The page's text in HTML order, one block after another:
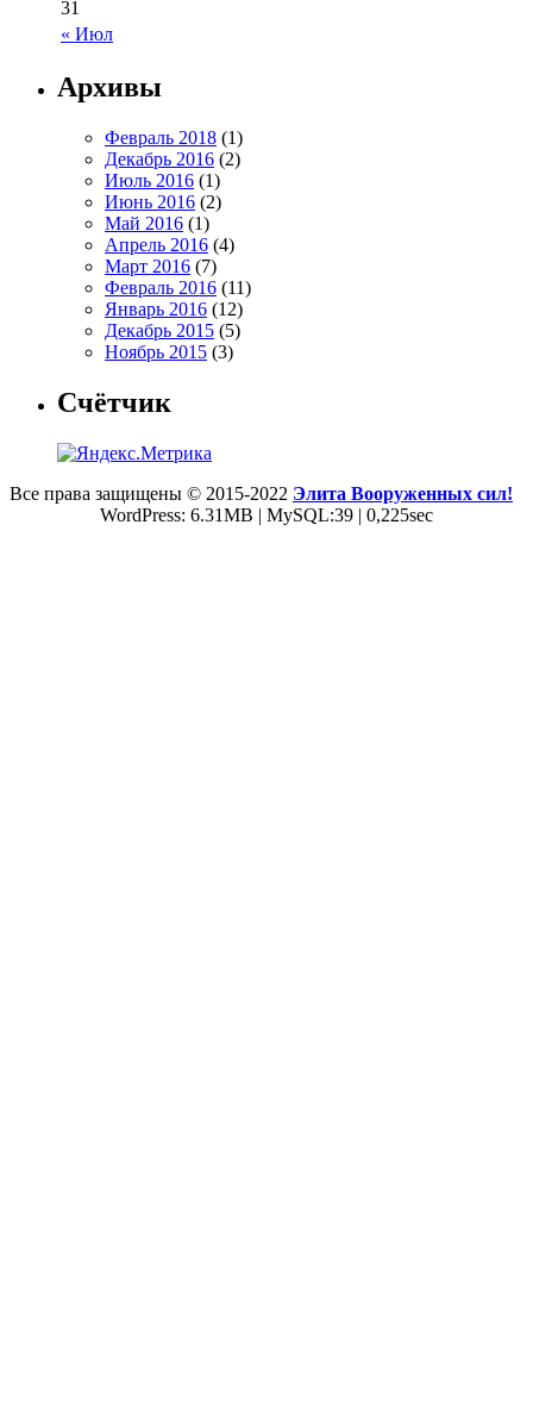
« Июл
31
Архивы
Февраль 2018 (1)
Декабрь 2016 (2)
Июль 2016 (1)
Июнь 2016 (2)
Май 2016 (1)
Апрель 2016 (4)
Март 2016 (7)
Февраль 2016 (11)
Январь 2016 (12)
Декабрь 2015 (5)
Ноябрь 2015 (3)
Счётчик
Все права защищены © 2015-2022 Элита Вооруженных сил!
WordPress: 6.31MB | MySQL:39 | 0,225sec